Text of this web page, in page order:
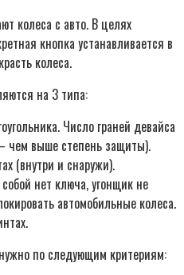
колеса с авто. В целях
кнопка устанавливается в
колеса.
на 3 типа:
Число граней девайса
выше степень защиты).
(внутри и снаружи).
нет ключа, угонщик не
автомобильные колеса.
по следующим критериям: